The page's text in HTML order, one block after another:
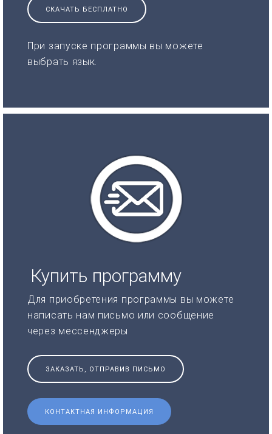
СКАЧАТЬ БЕСПЛАТНО
При запуске программы вы можете
выбрать язык.
Купить программу
Для приобретения программы вы можете
написать нам письмо или сообщение
через мессенджеры
ЗАКАЗАТЬ, ОТПРАВИВ ПИСЬМО
КОНТАКТНАЯ ИНФОРМАЦИЯ